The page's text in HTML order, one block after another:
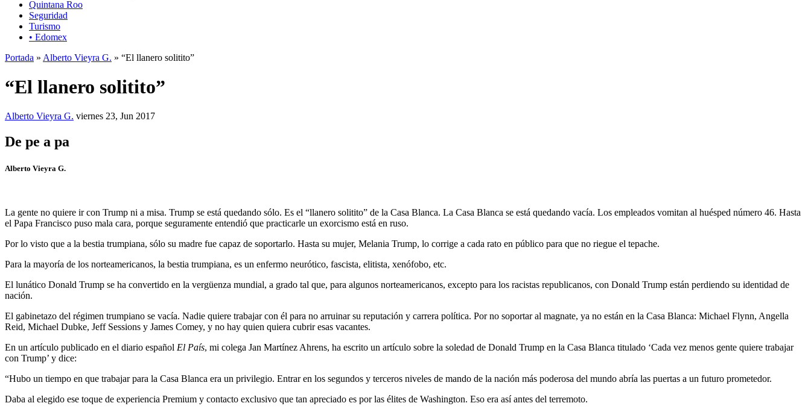
Quintana Roo
Seguridad
Turismo
• Edomex
Portada » Alberto Vieyra G. » “El llanero solitito”
“El llanero solitito”
Alberto Vieyra G. viernes 23, Jun 2017
De pe a pa
Alberto Vieyra G.
La gente no quiere ir con Trump ni a misa. Trump se está quedando sólo. Es el “llanero solitito” de la Casa Blanca. La Casa Blanca se está quedando vacía. Los empleados vomitan al huésped número 46. Hasta
el Papa Francisco puso mala cara, porque seguramente entendió que practicarle un exorcismo está en ruso.
Por lo visto que a la bestia trumpiana, sólo su madre fue capaz de soportarlo. Hasta su mujer, Melania Trump, lo corrige a cada rato en público para que no riegue el tepache.
Para la mayoría de los norteamericanos, la bestia trumpiana, es un enfermo neurótico, fascista, elitista, xenófobo, etc.
El lunático Donald Trump se ha convertido en la vergüenza mundial, a grado tal que, para algunos norteamericanos, excepto para los racistas republicanos, con Donald Trump están perdiendo su identidad de
nación.
El gabinetazo del régimen trumpiano se vacía. Nadie quiere trabajar con él para no arruinar su reputación y carrera política. Por no soportar al magnate, ya no están en la Casa Blanca: Michael Flynn, Angella
Reid, Michael Dubke, Jeff Sessions y James Comey, y no hay quien quiera cubrir esas vacantes.
En un artículo publicado en el diario español El País, mi colega Jan Martínez Ahrens, ha escrito un artículo sobre la soledad de Donald Trump en la Casa Blanca titulado ‘Cada vez menos gente quiere trabajar
con Trump’ y dice:
“Hubo un tiempo en que trabajar para la Casa Blanca era un privilegio. Entrar en los segundos y terceros niveles de mando de la nación más poderosa del mundo abría las puertas a un futuro prometedor.
Daba al elegido ese toque de experiencia Premium y contacto exclusivo que tan apreciado es por las élites de Washington. Eso era así antes del terremoto.